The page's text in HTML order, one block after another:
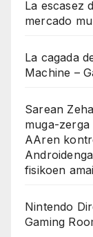
La escasez
mercado
La cagada
Machine –
Sarean
muga-
AAren
fisikoen
Nintendo
Gaming